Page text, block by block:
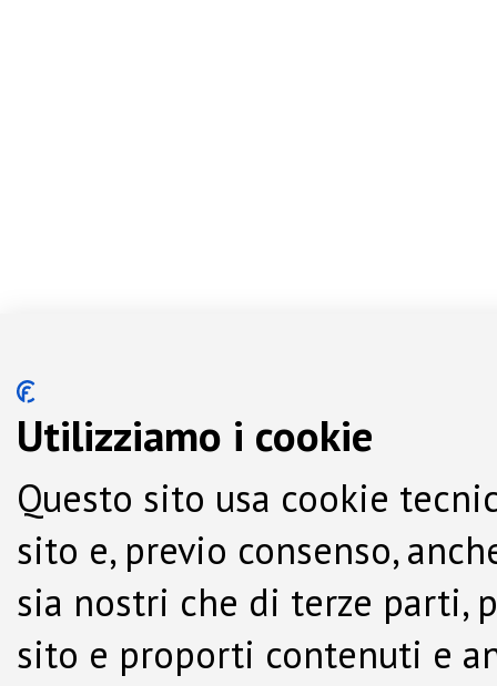
Utilizziamo i cookie
Questo sito usa cookie
sito e, previo consenso,
sia nostri che di terze parti,
sito e proporti contenuti e